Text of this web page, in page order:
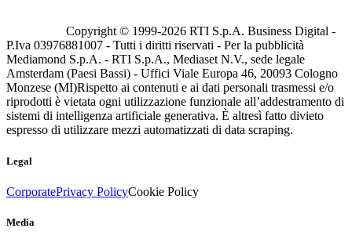
Copyright © 1999-2026 RTI S.p.A. Business Digital -
P.Iva 03976881007 - Tutti i diritti riservati - Per la pubblicità
Mediamond S.p.A. - RTI S.p.A., Mediaset N.V., sede legale
Amsterdam (Paesi Bassi) - Uffici Viale Europa 46, 20093 Cologno
Monzese (MI)Rispetto ai contenuti e ai dati personali trasmessi e/o
riprodotti è vietata ogni utilizzazione funzionale all’addestramento di
sistemi di intelligenza artificiale generativa. È altresì fatto divieto
espresso di utilizzare mezzi automatizzati di data scraping.
Legal
CorporatePrivacy PolicyCookie Policy
Media